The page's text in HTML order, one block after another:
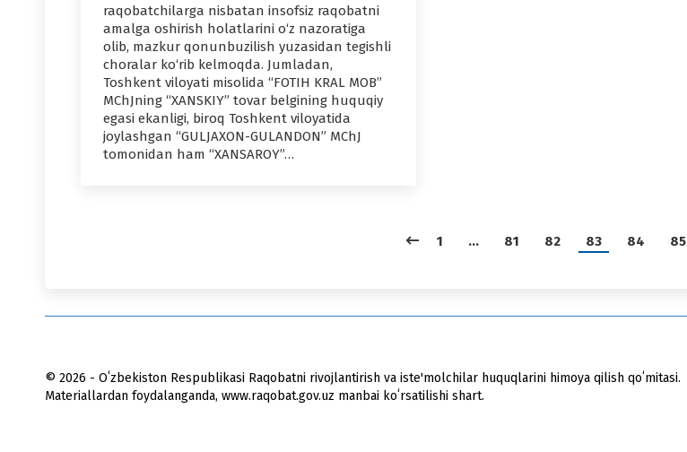
raqobatchilarga nisbatan insofsiz raqobatni
amalga oshirish holatlarini o‘z nazoratiga
olib, mazkur qonunbuzilish yuzasidan tegishli
choralar ko‘rib kelmoqda. Jumladan,
Toshkent viloyati misolida “FOTIH KRAL MOB”
MChJning “XANSKIY” tovar belgining huquqiy
egasi ekanligi, biroq Toshkent viloyatida
joylashgan “GULJAXON-GULANDON” MChJ
tomonidan ham “XANSAROY”…
1 … 81 82 83 84 85
© 2026 - Oʻzbekiston Respublikasi Raqobatni rivojlantirish va iste'molchilar huquqlarini himoya qilish qoʻmitasi.
Materiallardan foydalanganda, www.raqobat.gov.uz manbai koʻrsatilishi shart.